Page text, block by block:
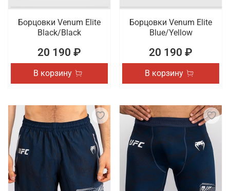
Борцовки Venum Elite
Black/Black
20 190 ₽
В корзину
Борцовки Venum Elite
Blue/Yellow
20 190 ₽
В корзину